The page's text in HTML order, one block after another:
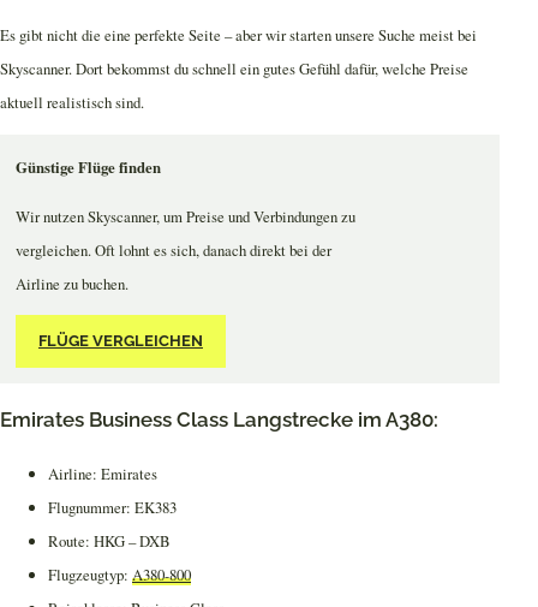
Es gibt nicht die eine perfekte Seite – aber wir starten unsere Suche meist bei
Skyscanner. Dort bekommst du schnell ein gutes Gefühl dafür, welche Preise
aktuell realistisch sind.
Günstige Flüge finden
Wir nutzen Skyscanner, um Preise und Verbindungen zu
vergleichen. Oft lohnt es sich, danach direkt bei der
Airline zu buchen.
FLÜGE VERGLEICHEN
Emirates Business Class Langstrecke im A380:
Airline: Emirates
Flugnummer: EK383
Route: HKG – DXB
Flugzeugtyp: A380-800